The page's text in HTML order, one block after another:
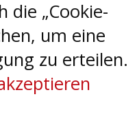
die „Cookie-
um eine
zu erteilen.